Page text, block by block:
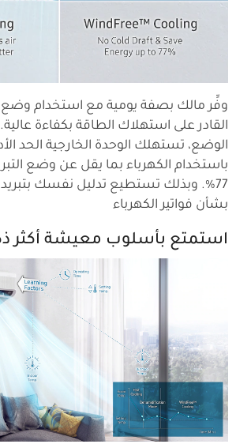
وفِّر مالك بصفة يومية مع استخدام وضع
القادر على استهلاك الطاقة بكفاءة
الوضع، تستهلك الوحدة الخارجية الحد
باستخدام الكهرباء بما يقل عن وضع
77%. وبذلك تستطيع تدليل نفسك
بشأن فواتير الكهرباء
استمتع بأسلوب معيشة أكثر